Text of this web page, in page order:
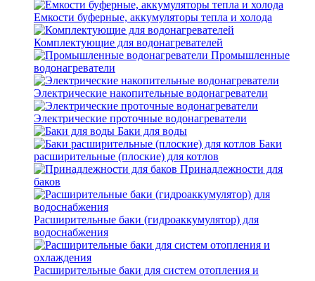
Емкости буферные, аккумуляторы тепла и холода
Комплектующие для водонагревателей
Промышленные
водонагреватели
Электрические накопительные водонагреватели
Электрические проточные водонагреватели
Баки для воды
Баки
расширительные (плоские) для котлов
Принадлежности для
баков
Расширительные баки (гидроаккумулятор) для
водоснабжения
Расширительные баки для систем отопления и